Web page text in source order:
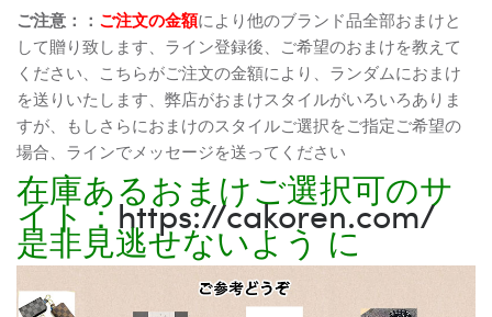
ご注意：： ご注文の金額により他のブランド品全部おまけと
して贈り致します、ライン登録後、ご希望のおまけを教えて
ください、こちらがご注文の金額により、ランダムにおまけ
を送りいたします、弊店がおまけスタイルがいろいろありま
すが、もしさらにおまけのスタイルご選択をご指定ご希望の
場合、ラインでメッセージを送ってください
在庫あるおまけご選択可のサ
イト：https://cakoren.com/
是非見逃せないよう に